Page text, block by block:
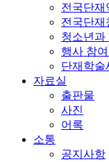
전국단재
전국단재
청소년과
행사 참
단재학술
자료실
출판물
사진
어록
소통
공지사항